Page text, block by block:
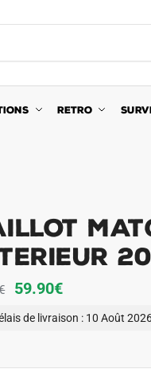
RETRO
Le
prix
59.90€Le
de livraison : 10 Août